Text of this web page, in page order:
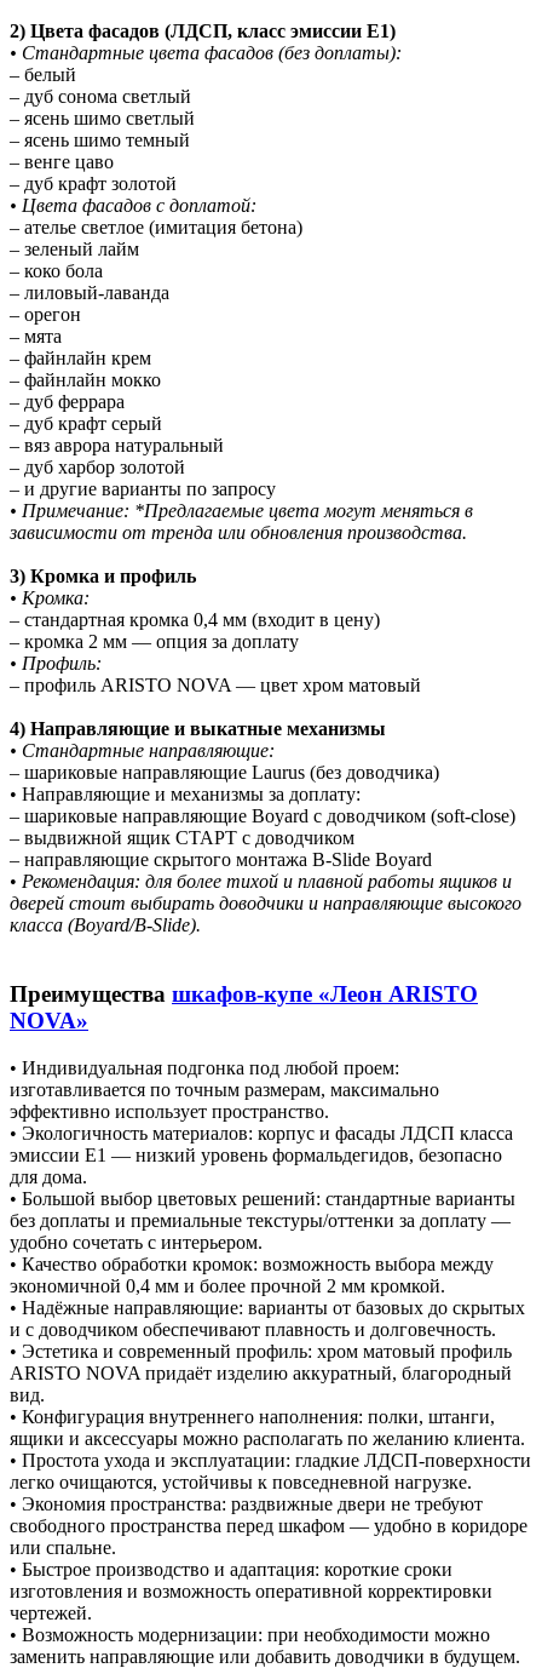
2) Цвета фасадов (ЛДСП, класс эмиссии E1)
• Стандартные цвета фасадов (без доплаты):
– белый
– дуб сонома светлый
– ясень шимо светлый
– ясень шимо темный
– венге цаво
– дуб крафт золотой
• Цвета фасадов с доплатой:
– ателье светлое (имитация бетона)
– зеленый лайм
– коко бола
– лиловый-лаванда
– орегон
– мята
– файнлайн крем
– файнлайн мокко
– дуб феррара
– дуб крафт серый
– вяз аврора натуральный
– дуб харбор золотой
– и другие варианты по запросу
• Примечание: *Предлагаемые цвета могут меняться в
зависимости от тренда или обновления производства.
3) Кромка и профиль
• Кромка:
– стандартная кромка 0,4 мм (входит в цену)
– кромка 2 мм — опция за доплату
• Профиль:
– профиль ARISTO NOVA — цвет хром матовый
4) Направляющие и выкатные механизмы
• Стандартные направляющие:
– шариковые направляющие Laurus (без доводчика)
• Направляющие и механизмы за доплату:
– шариковые направляющие Boyard с доводчиком (soft-close)
– выдвижной ящик СТАРТ с доводчиком
– направляющие скрытого монтажа B-Slide Boyard
• Рекомендация: для более тихой и плавной работы ящиков и
дверей стоит выбирать доводчики и направляющие высокого
класса (Boyard/B-Slide).
Преимущества шкафов-купе «Леон ARISTO
NOVA»
• Индивидуальная подгонка под любой проем:
изготавливается по точным размерам, максимально
эффективно использует пространство.
• Экологичность материалов: корпус и фасады ЛДСП класса
эмиссии E1 — низкий уровень формальдегидов, безопасно
для дома.
• Большой выбор цветовых решений: стандартные варианты
без доплаты и премиальные текстуры/оттенки за доплату —
удобно сочетать с интерьером.
• Качество обработки кромок: возможность выбора между
экономичной 0,4 мм и более прочной 2 мм кромкой.
• Надёжные направляющие: варианты от базовых до скрытых
и с доводчиком обеспечивают плавность и долговечность.
• Эстетика и современный профиль: хром матовый профиль
ARISTO NOVA придаёт изделию аккуратный, благородный
вид.
• Конфигурация внутреннего наполнения: полки, штанги,
ящики и аксессуары можно располагать по желанию клиента.
• Простота ухода и эксплуатации: гладкие ЛДСП-поверхности
легко очищаются, устойчивы к повседневной нагрузке.
• Экономия пространства: раздвижные двери не требуют
свободного пространства перед шкафом — удобно в коридоре
или спальне.
• Быстрое производство и адаптация: короткие сроки
изготовления и возможность оперативной корректировки
чертежей.
• Возможность модернизации: при необходимости можно
заменить направляющие или добавить доводчики в будущем.